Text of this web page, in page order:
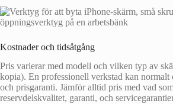
Kostnader och tidsåtgång
Pris varierar med modell och vilken typ av
kopia). En professionell verkstad kan normalt
och prisgaranti. Jämför alltid pris med vad
reservdelskvalitet, garanti, och